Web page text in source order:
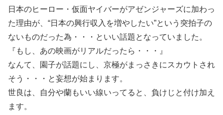
日本のヒーロー・仮面ヤイバーがアゼンジャーズに加わっ
た理由が、“日本の興行収入を増やしたい”という突拍子の
ないものだった為・・・といい話題となっていました。
『もし、あの映画がリアルだったら・・・』
なんて、園子が話題にし、京極がまっさきにスカウトされ
そう・・・と妄想が始まります。
世良は、自分や蘭もいい線いってると、負けじと付け加え
ます。